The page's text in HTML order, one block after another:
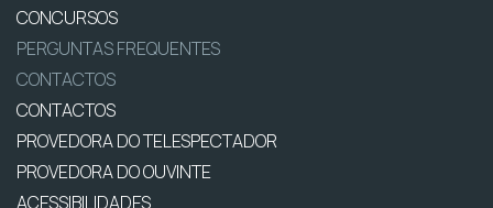
CONCURSOS
PERGUNTAS FREQUENTES
CONTACTOS
CONTACTOS
PROVEDORA DO TELESPECTADOR
PROVEDORA DO OUVINTE
ACESSIBILIDADES